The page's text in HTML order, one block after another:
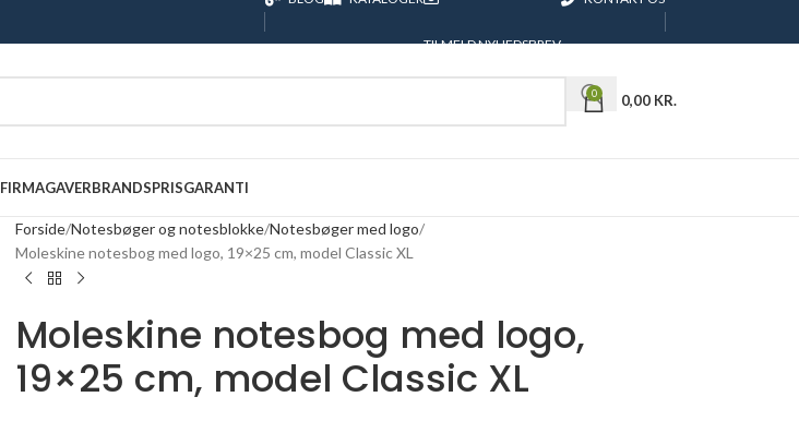
TILMELD NYHEDSBREV
0 0,00 KR.
FIRMAGAVERBRANDSPRISGARANTI
Forside Notesbøger og notesblokke Notesbøger med logo
Moleskine notesbog med logo, 19×25 cm, model Classic XL
Moleskine notesbog med logo,
19×25 cm, model Classic XL